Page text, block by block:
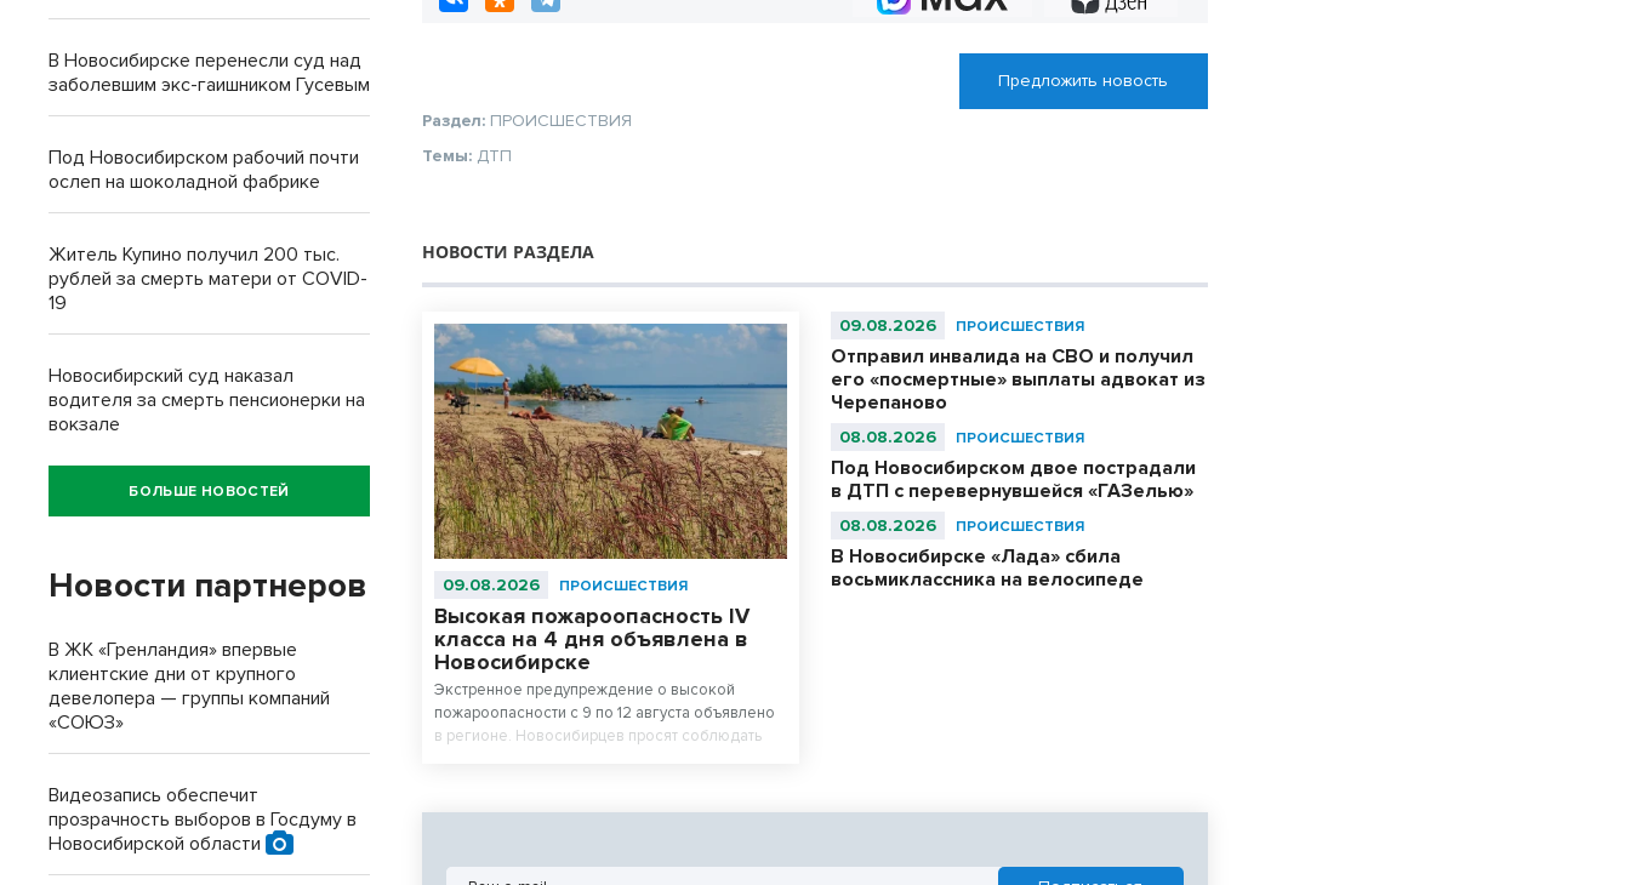
Предложить новость
Раздел: ПРОИСШЕСТВИЯ
Темы: ДТП
НОВОСТИ РАЗДЕЛА
09.08.2026 ПРОИСШЕСТВИЯ
Высокая пожароопасность IV
класса на 4 дня объявлена в
Новосибирске
Экстренное предупреждение о высокой
пожароопасности с 9 по 12 августа объявлено
в регионе. Новосибирцев просят соблюдать
09.08.2026 ПРОИСШЕСТВИЯ
Отправил инвалида на СВО и получил
его «посмертные» выплаты адвокат из
Черепаново
08.08.2026 ПРОИСШЕСТВИЯ
Под Новосибирском двое пострадали
в ДТП с перевернувшейся «ГАЗелью»
08.08.2026 ПРОИСШЕСТВИЯ
В Новосибирске «Лада» сбила
восьмиклассника на велосипеде
В Новосибирске перенесли суд над
заболевшим экс-гаишником Гусевым
Под Новосибирском рабочий почти
ослеп на шоколадной фабрике
Житель Купино получил 200 тыс.
рублей за смерть матери от COVID-
19
Новосибирский суд наказал
водителя за смерть пенсионерки на
вокзале
БОЛЬШЕ НОВОСТЕЙ
Новости партнеров
В ЖК «Гренландия» впервые
клиентские дни от крупного
девелопера — группы компаний
«СОЮЗ»
Видеозапись обеспечит
прозрачность выборов в Госдуму в
Новосибирской области